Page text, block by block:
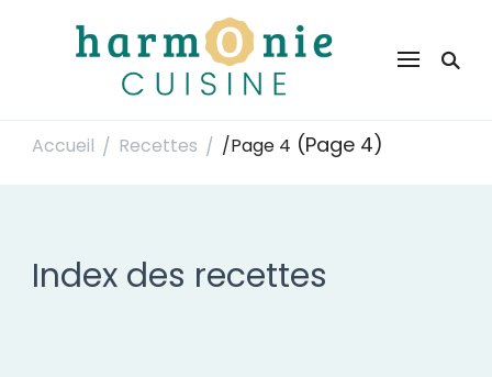
Harmonie Cuisine
Accueil / Recettes / /Page 4 (Page 4)
Index des recettes